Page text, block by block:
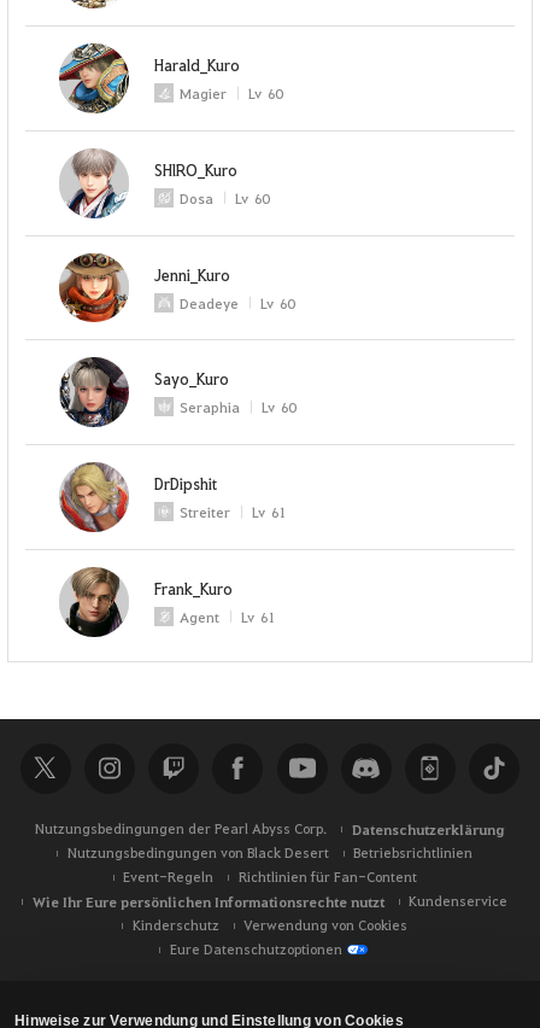
Hinweise zur Verwendung und Einstellung von Cookies
Harald_Kuro
Magier Lv 60
SHlRO_Kuro
Dosa Lv 60
Jenni_Kuro
Deadeye Lv 60
Sayo_Kuro
Seraphia Lv 60
DrDipshit
Streiter Lv 61
Frank_Kuro
Agent Lv 61
Nutzungsbedingungen der Pearl Abyss Corp. Datenschutzerklärung
Nutzungsbedingungen von Black Desert
Betriebsrichtlinien
Event-Regeln
Richtlinien für Fan-Content
Wie Ihr Eure persönlichen Informationsrechte nutzt
Kundenservice
Kinderschutz
Verwendung von Cookies
Eure Datenschutzoptionen